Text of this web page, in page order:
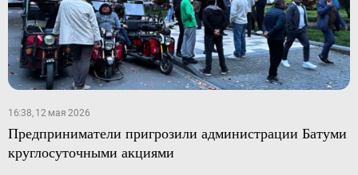
16:38, 12 мая 2026
Предприниматели пригрозили администрации Батуми
круглосуточными акциями